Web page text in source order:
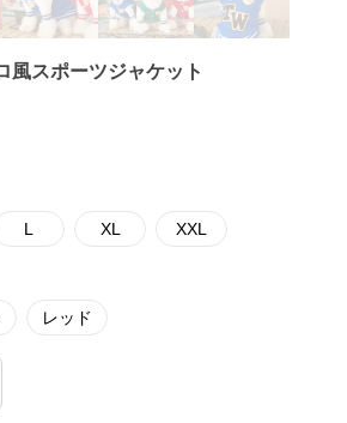
風スポーツジャケット
L XL XXL
レッド